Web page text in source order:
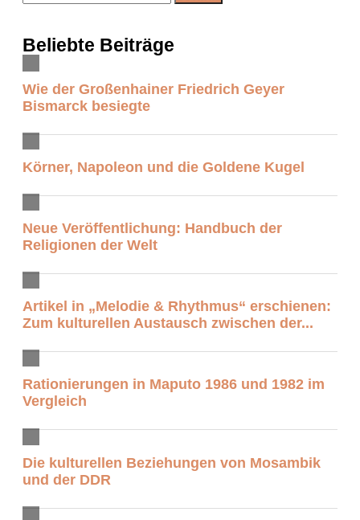
nach:
Beliebte Beiträge
Wie der Großenhainer Friedrich Geyer
Bismarck besiegte
Körner, Napoleon und die Goldene Kugel
Neue Veröffentlichung: Handbuch der
Religionen der Welt
Artikel in „Melodie & Rhythmus“ erschienen:
Zum kulturellen Austausch zwischen der...
Rationierungen in Maputo 1986 und 1982 im
Vergleich
Die kulturellen Beziehungen von Mosambik
und der DDR